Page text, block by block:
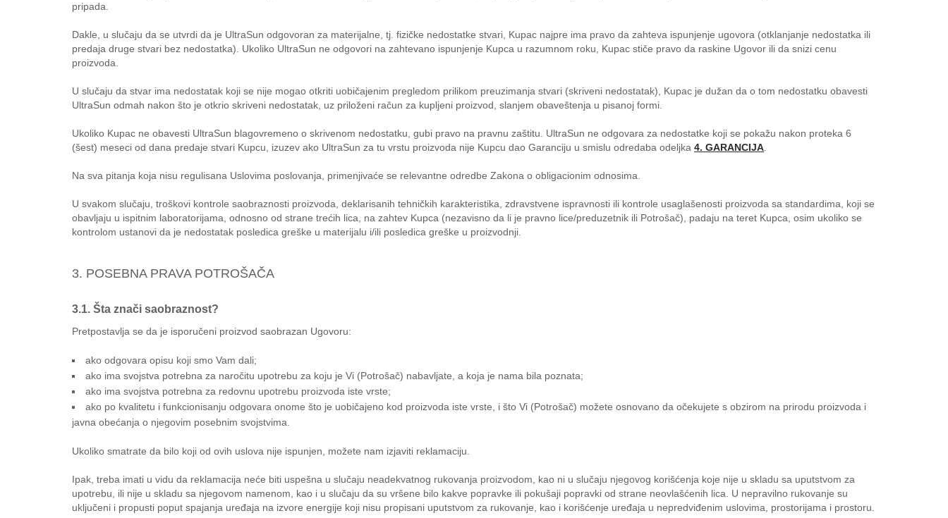
pripada.
Dakle, u slučaju da se utvrdi da je UltraSun odgovoran za materijalne, tj. fizičke nedostatke stvari, Kupac najpre ima pravo da zahteva ispunjenje ugovora (otklanjanje nedostatka ili
predaja druge stvari bez nedostatka). Ukoliko UltraSun ne odgovori na zahtevano ispunjenje Kupca u razumnom roku, Kupac stiče pravo da raskine Ugovor ili da snizi cenu
proizvoda.
U slučaju da stvar ima nedostatak koji se nije mogao otkriti uobičajenim pregledom prilikom preuzimanja stvari (skriveni nedostatak), Kupac je dužan da o tom nedostatku obavesti
UltraSun odmah nakon što je otkrio skriveni nedostatak, uz priloženi račun za kupljeni proizvod, slanjem obaveštenja u pisanoj formi.
Ukoliko Kupac ne obavesti UltraSun blagovremeno o skrivenom nedostatku, gubi pravo na pravnu zaštitu. UltraSun ne odgovara za nedostatke koji se pokažu nakon proteka 6
(šest) meseci od dana predaje stvari Kupcu, izuzev ako UltraSun za tu vrstu proizvoda nije Kupcu dao Garanciju u smislu odredaba odeljka 4. GARANCIJA.
Na sva pitanja koja nisu regulisana Uslovima poslovanja, primenjivaće se relevantne odredbe Zakona o obligacionim odnosima.
U svakom slučaju, troškovi kontrole saobraznosti proizvoda, deklarisanih tehničkih karakteristika, zdravstvene ispravnosti ili kontrole usaglašenosti proizvoda sa standardima, koji se
obavljaju u ispitnim laboratorijama, odnosno od strane trećih lica, na zahtev Kupca (nezavisno da li je pravno lice/preduzetnik ili Potrošač), padaju na teret Kupca, osim ukoliko se
kontrolom ustanovi da je nedostatak posledica greške u materijalu i/ili posledica greške u proizvodnji.
3. POSEBNA PRAVA POTROŠAČA
3.1. Šta znači saobraznost?
Pretpostavlja se da je isporučeni proizvod saobrazan Ugovoru:
ako odgovara opisu koji smo Vam dali;
ako ima svojstva potrebna za naročitu upotrebu za koju je Vi (Potrošač) nabavljate, a koja je nama bila poznata;
ako ima svojstva potrebna za redovnu upotrebu proizvoda iste vrste;
ako po kvalitetu i funkcionisanju odgovara onome što je uobičajeno kod proizvoda iste vrste, i što Vi (Potrošač) možete osnovano da očekujete s obzirom na prirodu proizvoda i
javna obećanja o njegovim posebnim svojstvima.
Ukoliko smatrate da bilo koji od ovih uslova nije ispunjen, možete nam izjaviti reklamaciju.
Ipak, treba imati u vidu da reklamacija neće biti uspešna u slučaju neadekvatnog rukovanja proizvodom, kao ni u slučaju njegovog korišćenja koje nije u skladu sa uputstvom za
upotrebu, ili nije u skladu sa njegovom namenom, kao i u slučaju da su vršene bilo kakve popravke ili pokušaji popravki od strane neovlašćenih lica. U nepravilno rukovanje su
uključeni i propusti poput spajanja uređaja na izvore energije koji nisu propisani uputstvom za rukovanje, kao i korišćenje uređaja u nepredviđenim uslovima, prostorijama i prostoru.